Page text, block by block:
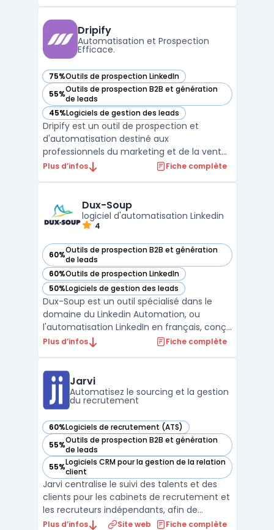
et les directions RevOps confrontées à
l’éparpil ...
Dripify
Automatisation et Prospection
Efficace.
75%Outils de prospection LinkedIn
— voir Dripify dans cette catégorie
55%Outils de prospection B2B et génération
de leads
— voir Dripify dans cette catégorie
45%Logiciels de gestion des leads
— voir Dripify dans cette catégorie
Dripify est un outil de prospection et
d'automatisation destiné aux
professionnels du marketing et de la vente.
La plateforme facilite la mise en place de
leads.Grâce à ses fonctionnalités avancées,
Dripify permet de progra ...
Plus d’infos Fiche complète
Dux-Soup
logiciel d'automatisation Linkedin
4
60%Outils de prospection B2B et génération
de leads
— voir Dux-Soup dans cette catégorie
60%Outils de prospection LinkedIn
— voir Dux-Soup dans cette catégorie
50%Logiciels de gestion des leads
— voir Dux-Soup dans cette catégorie
Dux-Soup est un outil spécialisé dans le
domaine du Linkedin Automation, ou
l'automatisation LinkedIn en français, conçu
pour les professionnels dc. Sa mission
ainsi aux entreprises de maximiser leur
potentiel s ...
Plus d’infos Fiche complète
Jarvi
Automatisez le sourcing et la gestion
du recrutement
60%Logiciels de recrutement (ATS)
— voir Jarvi dans cette catégorie
55%Outils de prospection B2B et génération
de leads
— voir Jarvi dans cette catégorie
55%Logiciels CRM pour la gestion de la relation
client
— voir Jarvi dans cette catégorie
Jarvi centralise le suivi des talents et des
clients pour les cabinets de recrutement et
les recruteurs indépendants, afin de
répondre à la multiplication des outils. Le
Plus d’infos Site web Fiche complète